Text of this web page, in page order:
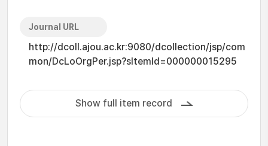
Journal URL
http://dcoll.ajou.ac.kr:9080/dcollection/jsp/com
mon/DcLoOrgPer.jsp?sItemId=000000015295
Show full item record